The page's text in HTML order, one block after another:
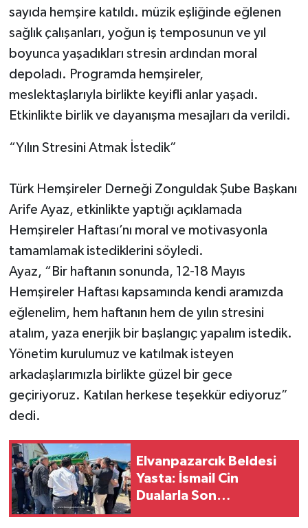
sayıda hemşire katıldı. müzik eşliğinde eğlenen
sağlık çalışanları, yoğun iş temposunun ve yıl
boyunca yaşadıkları stresin ardından moral
depoladı. Programda hemşireler,
meslektaşlarıyla birlikte keyifli anlar yaşadı.
Etkinlikte birlik ve dayanışma mesajları da verildi.
“Yılın Stresini Atmak İstedik”
Türk Hemşireler Derneği Zonguldak Şube Başkanı
Arife Ayaz, etkinlikte yaptığı açıklamada
Hemşireler Haftası’nı moral ve motivasyonla
tamamlamak istediklerini söyledi.
Ayaz, “Bir haftanın sonunda, 12-18 Mayıs
Hemşireler Haftası kapsamında kendi aramızda
eğlenelim, hem haftanın hem de yılın stresini
atalım, yaza enerjik bir başlangıç yapalım istedik.
Yönetim kurulumuz ve katılmak isteyen
arkadaşlarımızla birlikte güzel bir gece
geçiriyoruz. Katılan herkese teşekkür ediyoruz”
dedi.
Elvanpazarcık Beldesi
Yasta: İsmail Cin
Dualarla Son